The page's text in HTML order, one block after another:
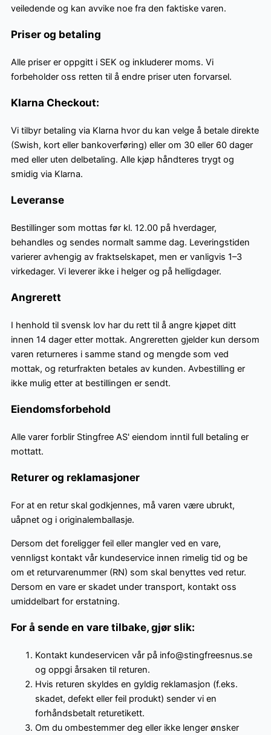
veiledende og kan avvike noe fra den faktiske varen.
Priser og betaling
Alle priser er oppgitt i SEK og inkluderer moms. Vi
forbeholder oss retten til å endre priser uten forvarsel.
Klarna Checkout:
Vi tilbyr betaling via Klarna hvor du kan velge å betale direkte
(Swish, kort eller bankoverføring) eller om 30 eller 60 dager
med eller uten delbetaling. Alle kjøp håndteres trygt og
smidig via Klarna.
Leveranse
Bestillinger som mottas før kl. 12.00 på hverdager,
behandles og sendes normalt samme dag. Leveringstiden
varierer avhengig av fraktselskapet, men er vanligvis 1–3
virkedager. Vi leverer ikke i helger og på helligdager.
Angrerett
I henhold til svensk lov har du rett til å angre kjøpet ditt
innen 14 dager etter mottak. Angreretten gjelder kun dersom
varen returneres i samme stand og mengde som ved
mottak, og returfrakten betales av kunden. Avbestilling er
ikke mulig etter at bestillingen er sendt.
Eiendomsforbehold
Alle varer forblir Stingfree AS' eiendom inntil full betaling er
mottatt.
Returer og reklamasjoner
For at en retur skal godkjennes, må varen være ubrukt,
uåpnet og i originalemballasje.
Dersom det foreligger feil eller mangler ved en vare,
vennligst kontakt vår kundeservice innen rimelig tid og be
om et returvarenummer (RN) som skal benyttes ved retur.
Dersom en vare er skadet under transport, kontakt oss
umiddelbart for erstatning.
For å sende en vare tilbake, gjør slik:
Kontakt kundeservicen vår på info@stingfreesnus.se
og oppgi årsaken til returen.
Hvis returen skyldes en gyldig reklamasjon (f.eks.
skadet, defekt eller feil produkt) sender vi en
forhåndsbetalt returetikett.
Om du ombestemmer deg eller ikke lenger ønsker